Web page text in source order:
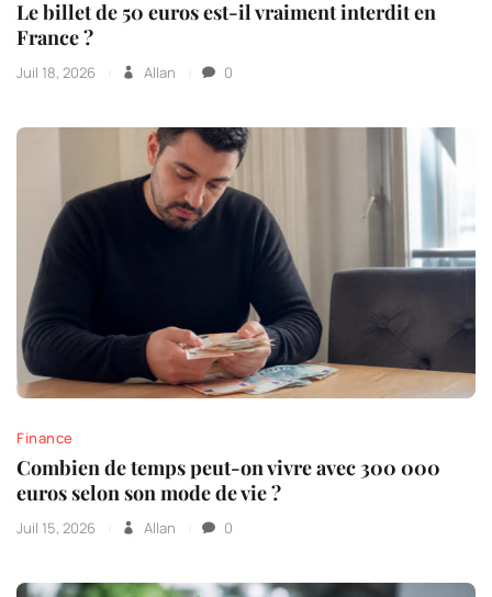
Le billet de 50 euros est-il vraiment interdit en
France ?
Juil 18, 2026 Allan 0
Finance
Combien de temps peut-on vivre avec 300 000
euros selon son mode de vie ?
Juil 15, 2026 Allan 0